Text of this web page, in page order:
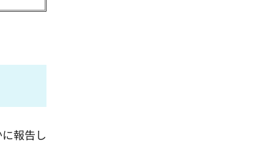
報告し